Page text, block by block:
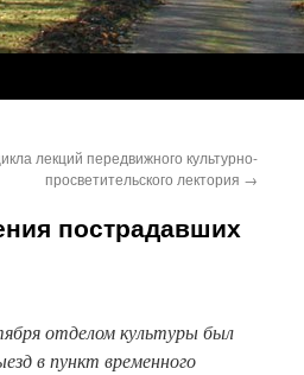
лекций передвижного культурно-
просветительского лектория →
пострадавших
отделом культуры был
в пункт временного